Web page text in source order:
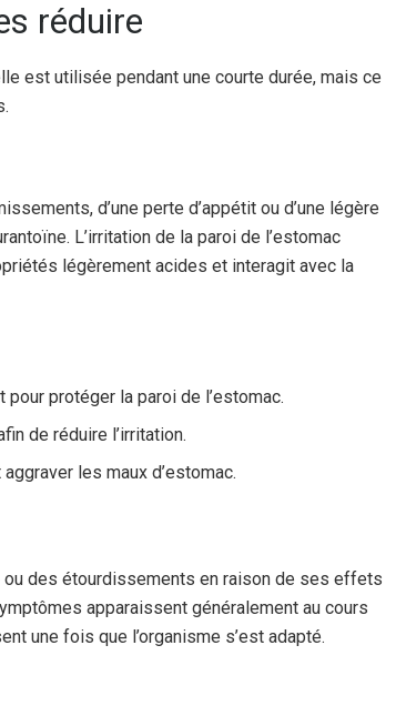
réduire
est utilisée pendant une courte durée, mais ce
d’une perte d’appétit ou d’une légère
L’irritation de la paroi de l’estomac
légèrement acides et interagit avec la
protéger la paroi de l’estomac.
de réduire l’irritation.
les maux d’estomac.
des étourdissements en raison de ses effets
apparaissent généralement au cours
une fois que l’organisme s’est adapté.